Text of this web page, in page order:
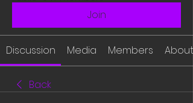
Join
Discussion Media Members About
Back